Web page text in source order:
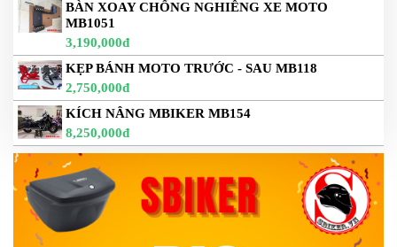
BÀN XOAY CHỐNG NGHIÊNG XE MOTO
MB1051
3,190,000đ
KẸP BÁNH MOTO TRƯỚC - SAU MB118
2,750,000đ
KÍCH NÂNG MBIKER MB154
8,250,000đ